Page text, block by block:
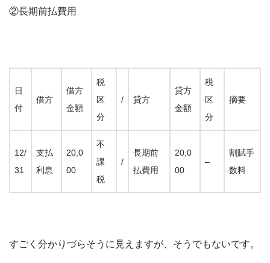
②長期前払費用
日
付
借方
借方
金額
税
区
分
/ 貸方
貸方
金額
税
区
分
摘要
12/
31
支払
利息
20,0
00
不
課
税
/
長期前
払費用
20,0
00
–
割賦手
数料
すごく分かりづらそうに見えますが、そうでもないです。